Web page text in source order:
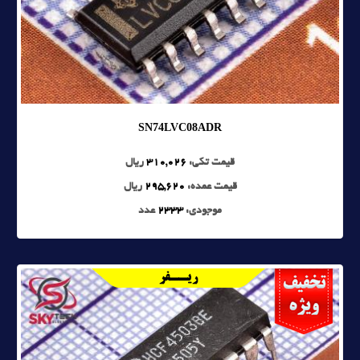
SN74LVC08ADR
قیمت تکی: 310,026 ریال
قیمت عمده: 295,620 ریال
موجودی:2333 عدد